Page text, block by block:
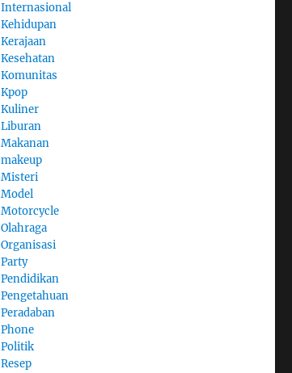
Internasional
Kehidupan
Kerajaan
Kesehatan
Komunitas
Kpop
Kuliner
Liburan
Makanan
makeup
Misteri
Model
Motorcycle
Olahraga
Organisasi
Party
Pendidikan
Pengetahuan
Peradaban
Phone
Politik
Resep